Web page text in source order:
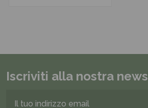
Iscriviti alla nostra